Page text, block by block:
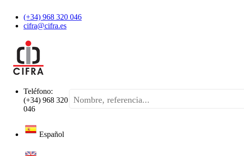
(+34) 968 320 046
cifra@cifra.es
Teléfono:
(+34) 968 320
046
Español